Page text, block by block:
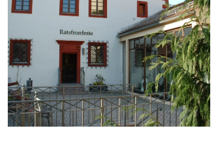
den
Seite
notwendig
sind
(funktionale
Cookies),
sowie
solche,
die